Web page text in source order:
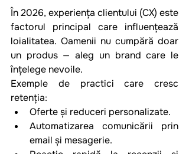
În 2026, experiența clientului (CX) este
factorul principal care influențează
loialitatea. Oamenii nu cumpără doar
un produs — aleg un brand care le
înțelege nevoile.
Exemple de practici care cresc
retenția:
Oferte și reduceri personalizate.
Automatizarea comunicării prin
email și mesagerie.